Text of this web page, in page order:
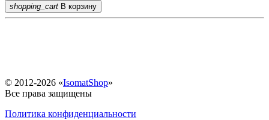
shopping_cart В корзину
© 2012-2026 «IsomatShop»
Все права защищены
Политика конфиденциальности